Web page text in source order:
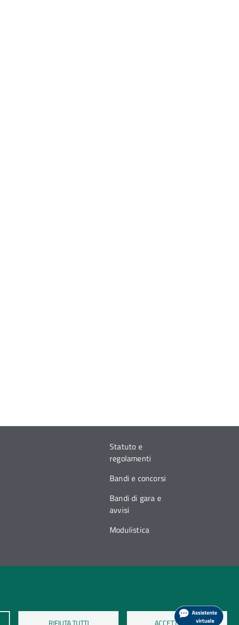
Statuto e
regolamenti
Bandi e concorsi
Bandi di gara e
avvisi
Modulistica